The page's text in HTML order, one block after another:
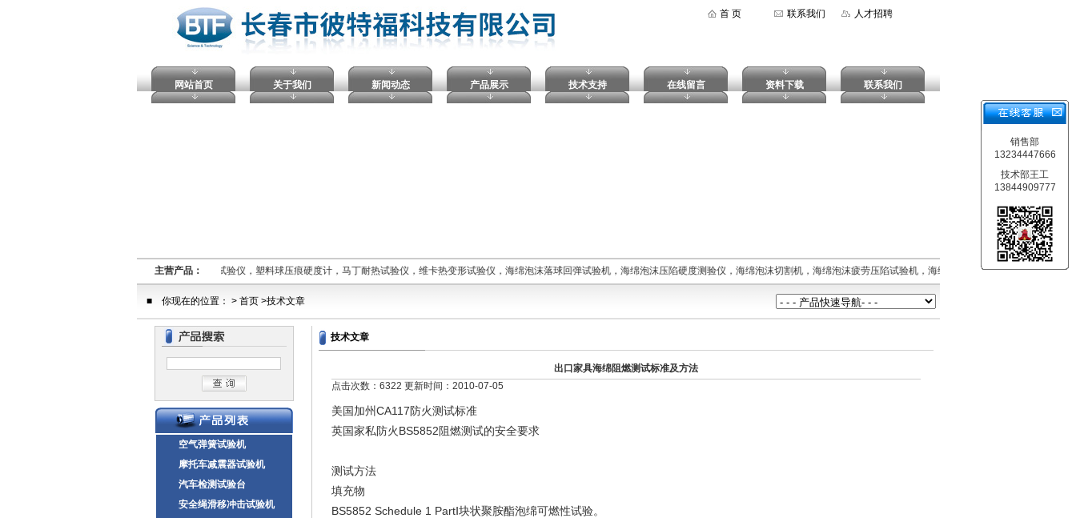
首 页 联系我们 人才招聘
网站首页 关于我们 新闻动态 产品展示 技术支持 在线留言 资料下载 联系我们
主营产品：
熔融指数仪,电压击穿试验仪，塑料球压痕硬度计，马丁耐热试验仪，维卡热变形试验仪，海绵泡沫落球回弹试验机，海绵泡沫压陷硬度测验仪，海绵泡沫切割机，海绵泡沫疲劳压陷试验机，海绵泡沫拉伸强度试验机，摆
销售部
13234447666
技术部王工
13844909777
■ 你现在的位置： > 首页 >技术文章
空气弹簧试验机
摩托车减震器试验机
汽车检测试验台
安全绳滑移冲击试验机
技术文章
出口家具海绵阻燃测试标准及方法
点击次数：6322 更新时间：2010-07-05
美国加州CA117防火测试标准
英国家私防火BS5852阻燃测试的安全要求
测试方法
填充物
BS5852 Schedule 1 PartⅠ块状聚胺酯泡绵可燃性试验。